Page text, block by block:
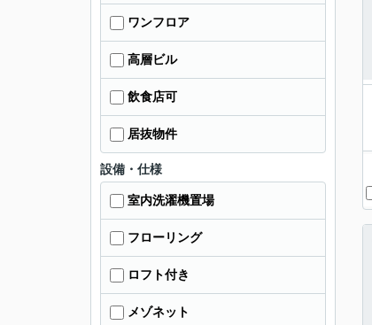
ワンフロア
高層ビル
飲食店可
居抜物件
設備・仕様
室内洗濯機置場
フローリング
ロフト付き
メゾネット